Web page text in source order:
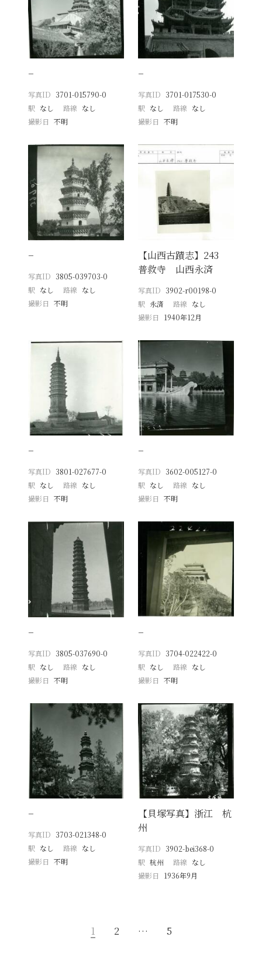
−
写真ID 3701-015790-0
駅 なし 路線 なし
撮影日
不明
−
写真ID 3701-017530-0
駅 なし 路線 なし
撮影日 不明
−
写真ID 3805-039703-0
駅 なし 路線 なし
撮影日
不明
【山西古蹟志】243
普救寺 山西永済
写真ID 3902-r00198-0
駅 永済 路線 なし
撮影日
1940年12月
−
写真ID 3801-027677-0
駅 なし 路線 なし
撮影日
不明
−
写真ID 3602-005127-0
駅 なし 路線 なし
撮影日 不明
−
写真ID 3805-037690-0
駅 なし 路線 なし
撮影日
不明
−
写真ID 3704-022422-0
駅 なし 路線 なし
撮影日 不明
−
写真ID 3703-021348-0
駅 なし 路線 なし
撮影日
不明
【貝塚写真】浙江 杭
州
写真ID 3902-bei368-0
駅 杭州 路線 なし
撮影日
1936年9月
1 2 … 5